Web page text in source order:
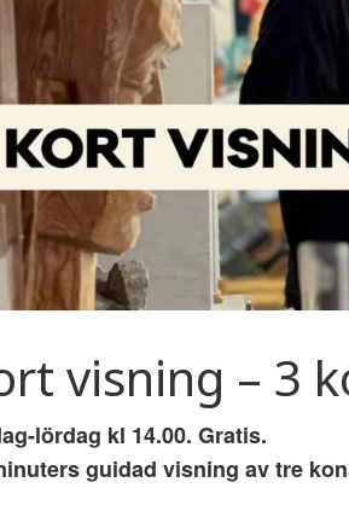
visning – 3
lördag kl 14.00. Gratis.
guidad visning av tre